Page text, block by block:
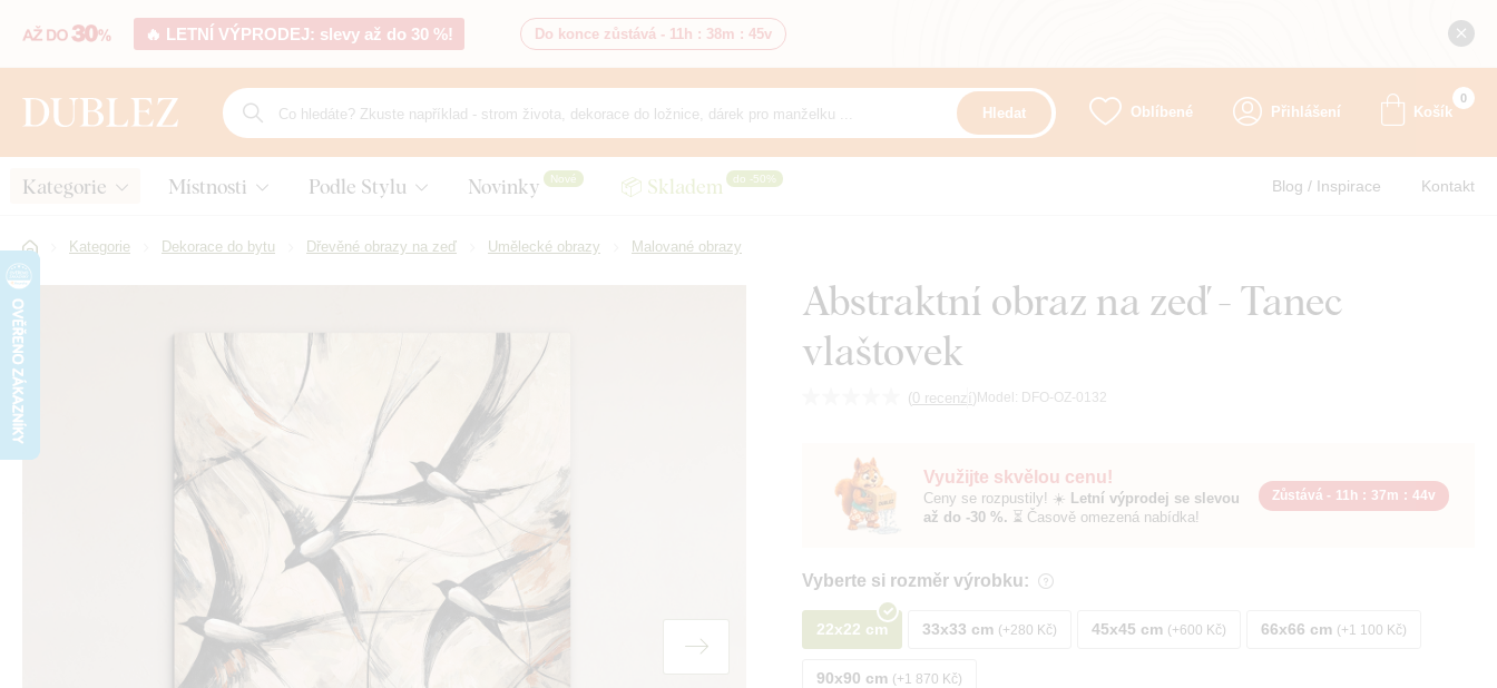
🔥 LETNÍ VÝPRODEJ: slevy až do 30 %! Do konce zůstává - 11h : 38m : 43v
Hledat Oblíbené Přihlášení Košík
0
Kategorie Místnosti Podle Stylu Novinky Nové 📦 Skladem do -50% Blog / Inspirace Kontakt
Kategorie Dekorace do bytu Dřevěné obrazy na zeď Umělecké obrazy Malované obrazy
Abstraktní obraz na zeď - Tanec
vlaštovek
(0 recenzí) Model: DFO-OZ-0132
Využijte skvělou cenu!
Ceny se rozpustily! ☀️ Letní výprodej se slevou
až do -30 %. ⏳ Časově omezená nabídka!
Zůstává - 11h : 37m : 43v
Vyberte si rozměr výrobku:
22x22 cm 33x33 cm +280 Kč 45x45 cm +600 Kč 66x66 cm +1 100 Kč
90x90 cm +1 870 Kč